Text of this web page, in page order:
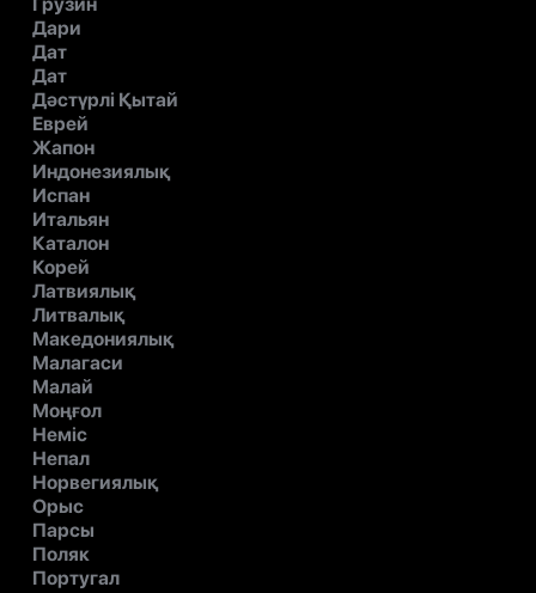
Дари
Дат
Дат
Дәстүрлі Қытай
Еврей
Жапон
Индонезиялық
Испан
Итальян
Каталон
Корей
Латвиялық
Литвалық
Македониялық
Малагаси
Малай
Моңғол
Неміс
Непал
Норвегиялық
Орыс
Парсы
Поляк
Португал